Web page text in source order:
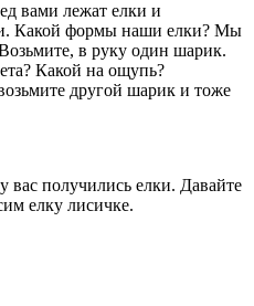
вами лежат елки и
Какой формы наши елки? Мы
в руку один шарик.
Какой на ощупь?
другой шарик и тоже
вас получились елки. Давайте
елку лисичке.